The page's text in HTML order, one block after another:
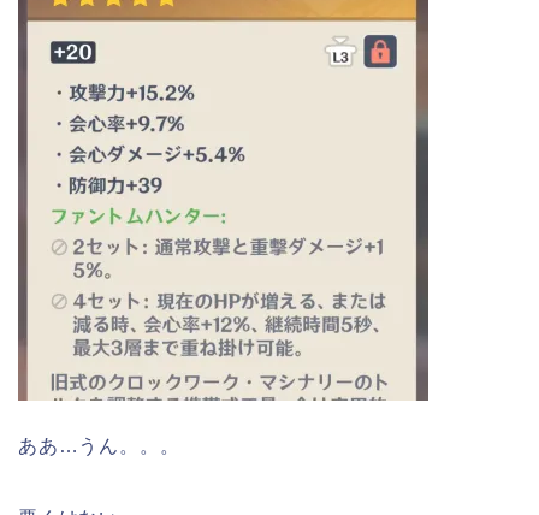
ああ…うん。。。